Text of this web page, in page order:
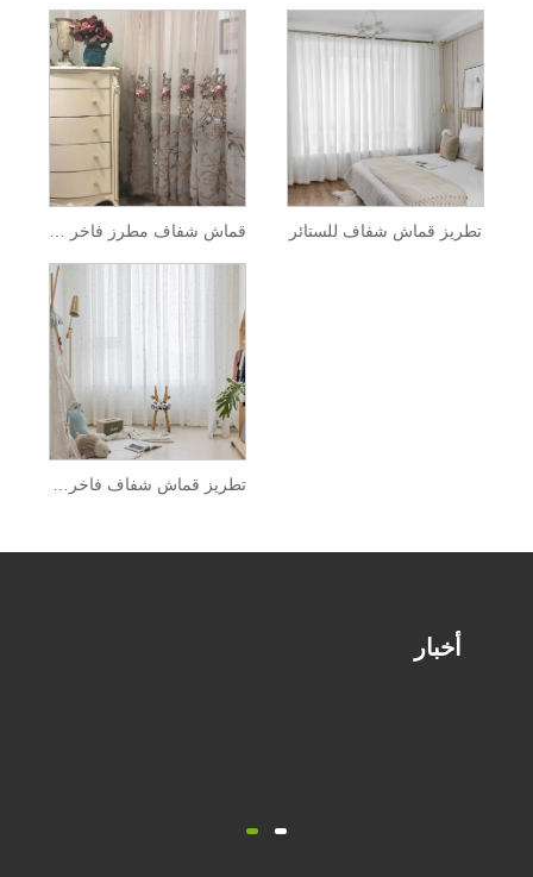
قماش شفاف مطرز فاخر للستائر تطريز قماش شفاف للستائر
تطريز قماش شفاف فاخر للستائر
أخبار